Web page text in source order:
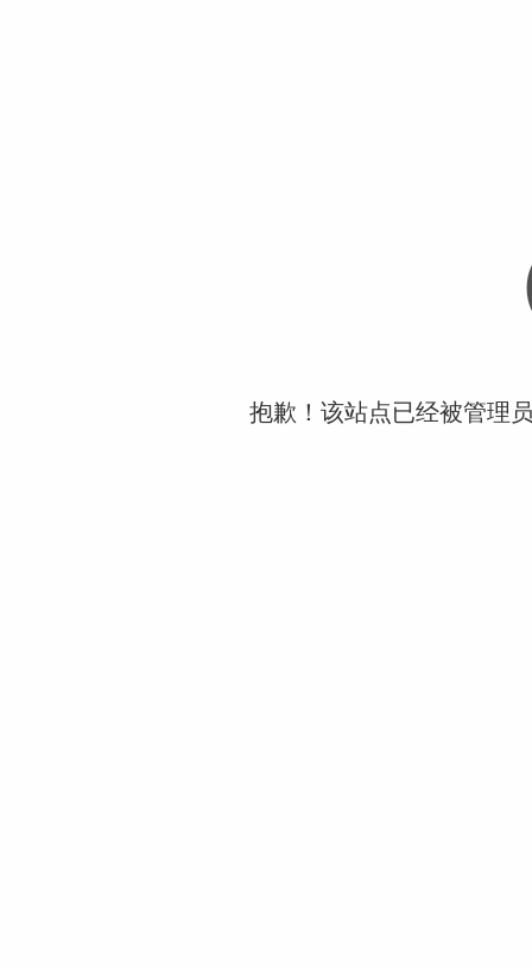
抱歉！该站点已经被管理